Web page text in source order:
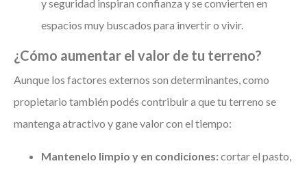
y seguridad inspiran confianza y se convierten en
espacios muy buscados para invertir o vivir.
¿Cómo aumentar el valor de tu terreno?
Aunque los factores externos son determinantes, como
propietario también podés contribuir a que tu terreno se
mantenga atractivo y gane valor con el tiempo:
Mantenelo limpio y en condiciones:cortar el pasto,